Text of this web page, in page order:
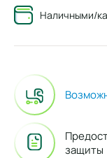
Наличными/
защиты